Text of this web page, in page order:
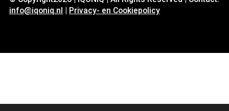
info@iqoniq.nl | Privacy- en Cookiepolicy